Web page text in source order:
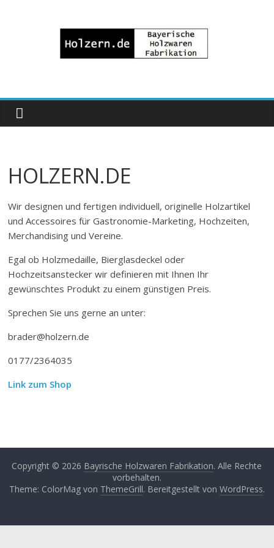
Bayrische
Holzwaren
Fabrikation
HOLZERN.DE
Wir designen und fertigen individuell, originelle Holzartikel
und Accessoires für Gastronomie-Marketing, Hochzeiten,
Merchandising und Vereine.
Egal ob Holzmedaille, Bierglasdeckel oder
Hochzeitsanstecker wir definieren mit Ihnen Ihr
gewünschtes Produkt zu einem günstigen Preis.
Sprechen Sie uns gerne an unter:
brader@holzern.de
0177/2364035
Link zum Shop
Copyright © 2026 Bayrische Holzwaren Fabrikation. Alle Rechte
vorbehalten.
Theme: ColorMag von ThemeGrill. Bereitgestellt von WordPress.